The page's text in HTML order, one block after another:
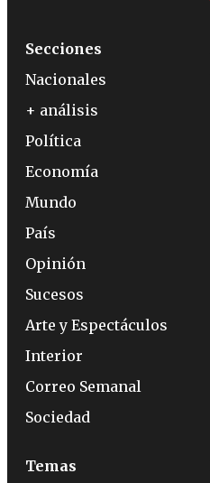
Secciones
Nacionales
+ análisis
Política
Economía
Mundo
País
Opinión
Sucesos
Arte y Espectáculos
Interior
Correo Semanal
Sociedad
Temas